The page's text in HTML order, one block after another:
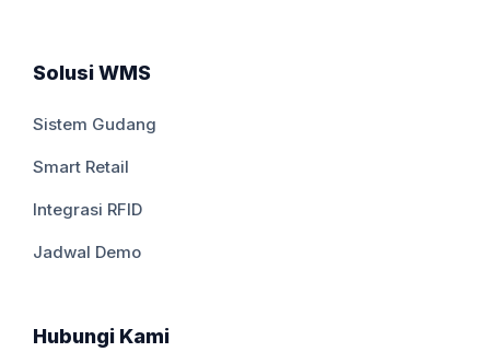
Solusi WMS
Sistem Gudang
Smart Retail
Integrasi RFID
Jadwal Demo
Hubungi Kami